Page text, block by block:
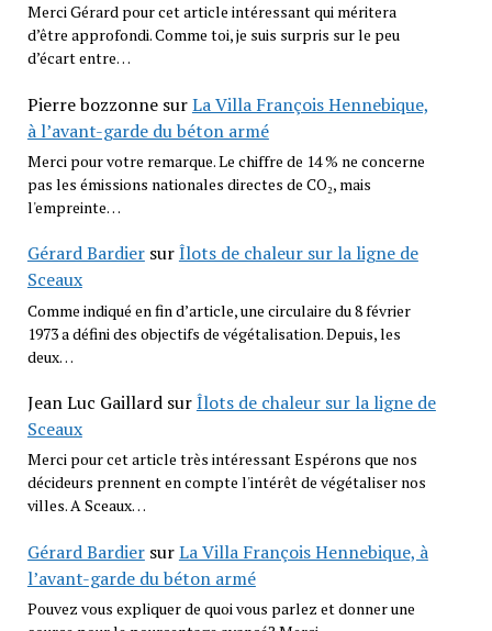
Merci Gérard pour cet article intéressant qui méritera
d’être approfondi. Comme toi, je suis surpris sur le peu
d’écart entre…
Pierre bozzonnesurLa Villa François Hennebique,
à l’avant-garde du béton armé
Merci pour votre remarque. Le chiffre de 14 % ne concerne
pas les émissions nationales directes de CO₂, mais
l'empreinte…
Gérard BardiersurÎlots de chaleur sur la ligne de
Sceaux
Comme indiqué en fin d’article, une circulaire du 8 février
1973 a défini des objectifs de végétalisation. Depuis, les
deux…
Jean Luc GaillardsurÎlots de chaleur sur la ligne de
Sceaux
Merci pour cet article très intéressant Espérons que nos
décideurs prennent en compte l'intérêt de végétaliser nos
villes. A Sceaux…
Gérard BardiersurLa Villa François Hennebique, à
l’avant-garde du béton armé
Pouvez vous expliquer de quoi vous parlez et donner une